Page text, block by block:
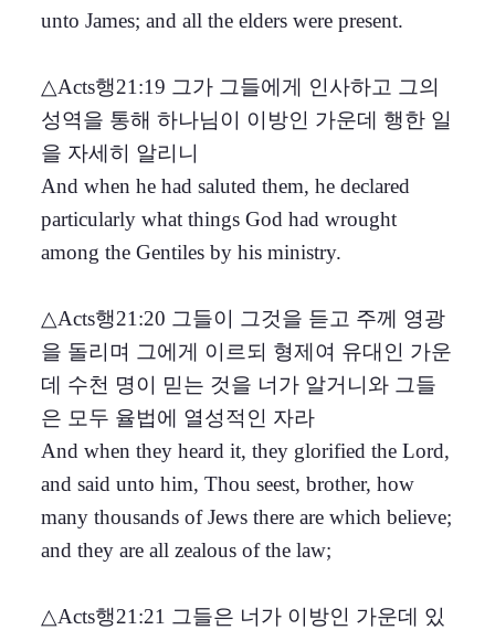
unto James; and all the elders were present.
△Acts행21:19 그가 그들에게 인사하고 그의
성역을 통해 하나님이 이방인 가운데 행한 일
을 자세히 알리니
And when he had saluted them, he declared
particularly what things God had wrought
among the Gentiles by his ministry.
△Acts행21:20 그들이 그것을 듣고 주께 영광
을 돌리며 그에게 이르되 형제여 유대인 가운
데 수천 명이 믿는 것을 너가 알거니와 그들
은 모두 율법에 열성적인 자라
And when they heard it, they glorified the Lord,
and said unto him, Thou seest, brother, how
many thousands of Jews there are which believe;
and they are all zealous of the law;
△Acts행21:21 그들은 너가 이방인 가운데 있